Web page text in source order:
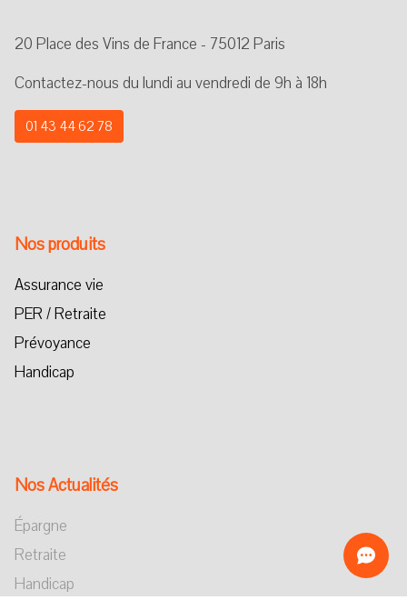
20 Place des Vins de France - 75012 Paris
Contactez-nous du lundi au vendredi de 9h à 18h
01 43 44 62 78
Nos produits
Assurance vie
PER / Retraite
Prévoyance
Handicap
Nos Actualités
Épargne
Retraite
Handicap